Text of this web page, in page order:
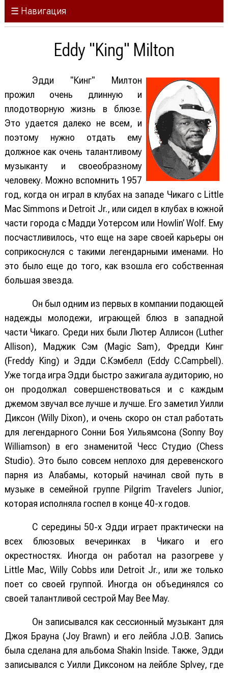
☰ Навигация
Eddy "King" Milton
Эдди "Кинг" Милтон
прожил очень длинную и
плодотворную жизнь в блюзе.
Это удается далеко не всем, и
поэтому нужно отдать ему
должное как очень талантливому
музыканту и своеобразному
человеку. Можно вспомнить 1957
год, когда он играл в клубах на западе Чикаго с Little
Mac Simmons и Detroit Jr., или сидел в клубах в южной
части города с Мадди Уотерсом или Howlin’ Wolf. Ему
посчастливилось, что еще на заре своей карьеры он
соприкоснулся с такими легендарными именами. Но
это было еще до того, как взошла его собственная
большая звезда.
Он был одним из первых в компании подающей
надежды молодежи, играющей блюз в западной
части Чикаго. Среди них были Лютер Аллисон (Luther
Allison), Маджик Сэм (Magic Sam), Фредди Кинг
(Freddy King) и Эдди С.Кэмбелл (Eddy C.Campbell).
Уже тогда игра Эдди быстро зажигала аудиторию, но
он продолжал совершенствоваться и с каждым
джемом звучал все лучше и лучше. Его заметил Уилли
Диксон (Willy Dixon), и очень скоро он стал работать
для легендарного Сонни Боя Уильямсона (Sonny Boy
Williamson) в его знаменитой Чесс Студио (Chess
Studio). Это было совсем неплохо для деревенского
парня из Алабамы, который начинал свой путь в
музыке в семейной группе Pilgrim Travelers Junior,
которая исполняла госпел в конце 40-х годов.
С середины 50-х Эдди играет практически на
всех блюзовых вечеринках в Чикаго и его
окрестностях. Иногда он работал на разогреве у
Little Mac, Willy Cobbs или Detroit Jr., или же только
поет со своей группой. Иногда он объединялся со
своей талантливой сестрой May Bee May.
Он записывался как сессионный музыкант для
Джоя Брауна (Joy Brawn) и его лейбла J.O.B. Запись
была сделана для альбома Shakin Inside. Также, Эдди
записывался с Уилли Диксоном на лейбле Splvey, где